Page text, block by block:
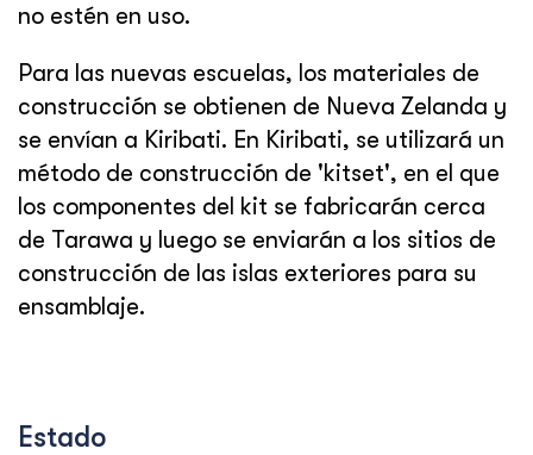
no estén en uso.
Para las nuevas escuelas, los materiales de
construcción se obtienen de Nueva Zelanda y
se envían a Kiribati. En Kiribati, se utilizará un
método de construcción de 'kitset', en el que
los componentes del kit se fabricarán cerca
de Tarawa y luego se enviarán a los sitios de
construcción de las islas exteriores para su
ensamblaje.
Estado